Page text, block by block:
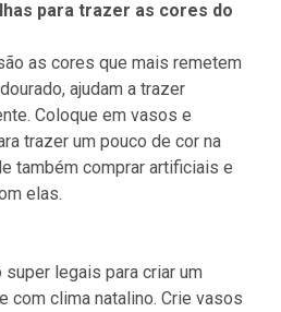
para trazer as cores do
as cores que mais remetem
ajudam a trazer
Coloque em vasos e
trazer um pouco de cor na
também comprar artificiais e
elas.
legais para criar um
com clima natalino. Crie vasos